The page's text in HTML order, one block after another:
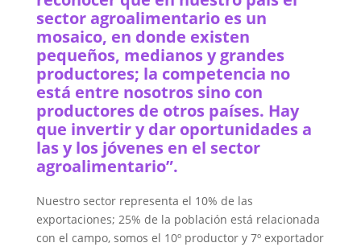
sector agroalimentario es un
mosaico, en donde existen
pequeños, medianos y grandes
productores; la competencia no
está entre nosotros sino con
productores de otros países. Hay
que invertir y dar oportunidades a
las y los jóvenes en el sector
agroalimentario”.
Nuestro sector representa el 10% de las
exportaciones; 25% de la población está relacionada
con el campo, somos el 10º productor y 7º exportador